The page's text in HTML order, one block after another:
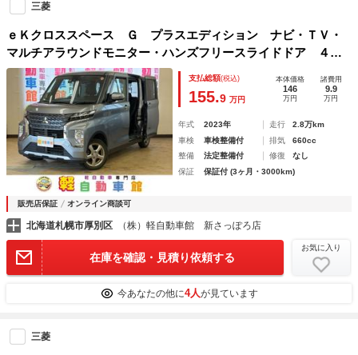
三菱
ｅＫクロススペース Ｇ プラスエディション ナビ・ＴＶ・
マルチアラウンドモニター・ハンズフリースライドドア ４Ｗ
Ｄ 衝突軽減ブレーキ Ｂｌｕｅｔｏｏｔｈ ドラレコ 両側
パワースライドドア ＥＴＣ シートヒーター 禁煙車 ＬＥ
Ｄライト
支払総額(税込)
155.9 万円
本体価格
146
万円
諸費用
9.9
万円
年式 2023年 走行
2.8万km
車検
車検整備付 排気
660cc
整備
法定整備付 修復
なし
保証
保証付 (3ヶ月・3000km)
販売店保証 オンライン商談可
北海道札幌市厚別区 （株）軽自動車館 新さっぽろ店
在庫を確認・見積り依頼する
お気に入り
今あなたの他に4人が見ています
三菱